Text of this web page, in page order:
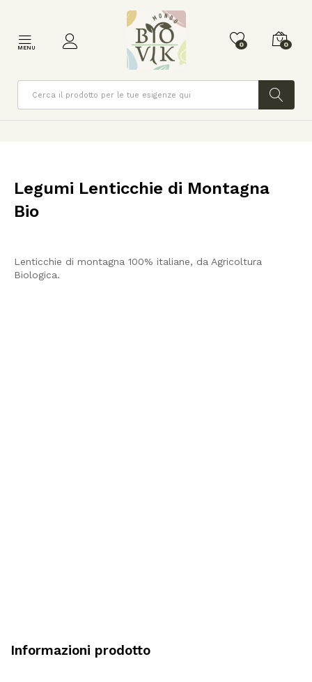
MENU 0 0
Cerca
Legumi Lenticchie di Montagna
Bio
Lenticchie di montagna 100% italiane, da Agricoltura
Biologica.
Informazioni prodotto